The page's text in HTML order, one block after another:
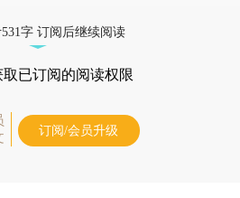
字 订阅后继续阅读
取已订阅的阅读权限
订阅/会员升级